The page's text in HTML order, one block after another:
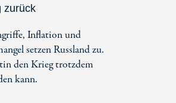
zurück
Inflation und
setzen Russland zu.
den Krieg trotzdem
kann.